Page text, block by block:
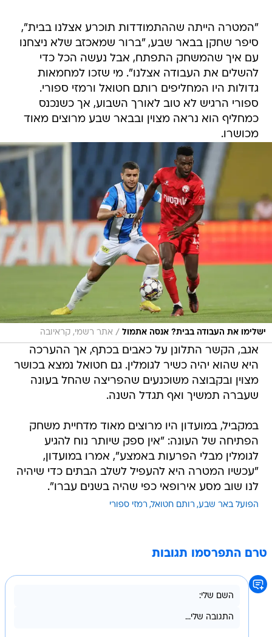
"המטרה הייתה שההתמודדות תוכרע אצלנו בבית",
סיפר שחקן בבאר שבע, "ברור שמאכזב שלא ניצחנו
עם איך שהמשחק התפתח, אבל נעשה הכל כדי
להשלים את העבודה אצלנו". מי שזכו למחמאות
גדולות היו המחליפים רותם חטואל ורמזי ספורי.
ספורי הרגיש לא טוב לאורך השבוע, אך כשנכנס
כמחליף הוא נראה מצוין ובבאר שבע מרוצים מאוד
מכושרו.
ישלימו את העבודה בבית? אנסה אתמול / אתר רשמי, קראיובה
אגב, הקשר התלונן על כאבים בכתף, אך ההערכה
היא שהוא יהיה כשיר לגומלין. גם חטואל נמצא בכושר
מצוין ובקבוצה משוכנעים שהפריצה שהחל בעונה
שעברה תמשיך ואף תגדל השנה.
במקביל, במועדון היו מרוצים מאוד מדחיית משחק
הפתיחה של העונה: "אין ספק שיותר נוח להגיע
לגומלין מבלי הפרעות באמצע", אמרו במועדון,
"עכשיו המטרה היא להעפיל לשלב הבתים כדי שיהיה
לנו שוב מסע אירופאי כפי שהיה בשנים עברו".
הפועל באר שבע רותם חטואל רמזי ספורי
טרם התפרסמו תגובות